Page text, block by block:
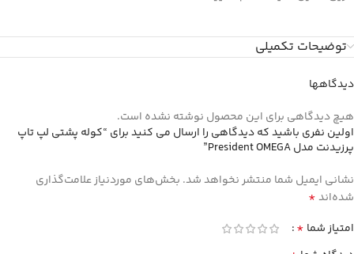
توضیحات تکمیلی
دیدگاهها
هیچ دیدگاهی برای این محصول نوشته نشده است.
اولین نفری باشید که دیدگاهی را ارسال می کنید برای “کوله پشتی لپ تاپ
پرزیدنت مدل President OMEGA”
نشانی ایمیل شما منتشر نخواهد شد. بخش‌های موردنیاز علامت‌گذاری
شده‌اند*
امتیاز شما *